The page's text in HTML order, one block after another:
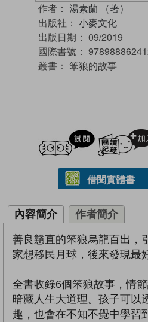
作者： 湯素蘭 （著）
出版社： 小麥文化
出版日期： 09/2019
國際書號：
叢書： 笨狼的故事
試閲
借閱實體書
內容簡介 作者簡介
善良戇直的笨狼烏龍百出，
家想移民月球，後來發現
全書收錄6個笨狼故事，情
暗藏人生大道理。孩子可以
趣，也會在不知不覺中學習